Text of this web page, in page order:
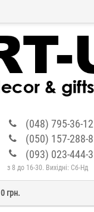
(048) 795-36-12
(050) 157-288-8
(093) 023-444-3
з 8 до 16-30. Вихідні: Сб-Нд
0 грн.